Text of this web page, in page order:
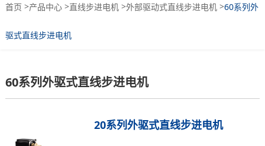
首页 >产品中心>直线步进电机>外部驱动式直线步进电机>60系列外
驱式直线步进电机
60系列外驱式直线步进电机
20系列外驱式直线步进电机